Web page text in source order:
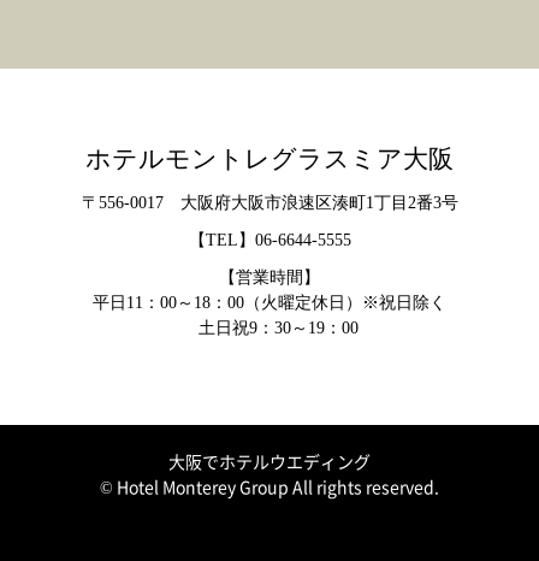
ホテルモントレグラスミア大阪
〒556-0017 大阪府大阪市浪速区湊町1丁目2番3号
【TEL】 06-6644-5555
【営業時間】
平日11：00～18：00（火曜定休日）※祝日除く
土日祝9：30～19：00
大阪でホテルウエディング
© Hotel Monterey Group All rights reserved.